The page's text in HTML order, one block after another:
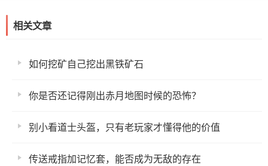
相关文章
如何挖矿自己挖出黑铁矿石
你是否还记得刚出赤月地图时候的恐怖？
别小看道士头盔，只有老玩家才懂得他的价值
传送戒指加记忆套，能否成为无敌的存在